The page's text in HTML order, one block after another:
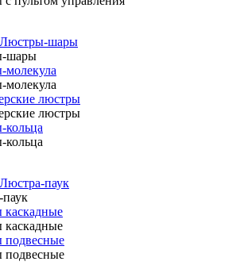
Люстры-шары
шары
люстры
люстры
Люстра-паук